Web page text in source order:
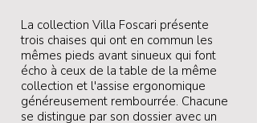
La collection Villa Foscari présente
trois chaises qui ont en commun les
mêmes pieds avant sinueux qui font
écho à ceux de la table de la même
collection et l'assise ergonomique
généreusement rembourrée. Chacune
se distingue par son dossier avec un